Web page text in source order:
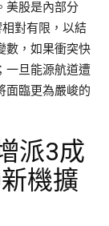
美股是內部分
對有限，以結
數，如果衝突快
一旦能源航道遭
面臨更為嚴峻的
派3成
機擴